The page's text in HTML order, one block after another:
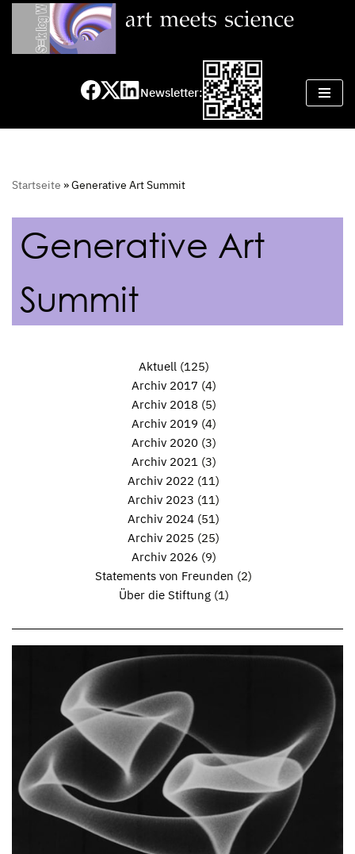
Zum
Newsletter:
Startseite »Generative Art Summit
Generative Art
Summit
Aktuell(125)
Archiv 2017 (4)
Archiv 2018 (5)
Archiv 2019 (4)
Archiv 2020 (3)
Archiv 2021(3)
Archiv 2022 (11)
Archiv 2023 (11)
Archiv 2024 (51)
Archiv 2025 (25)
Archiv 2026 (9)
Statements von Freunden (2)
Über die Stiftung(1)